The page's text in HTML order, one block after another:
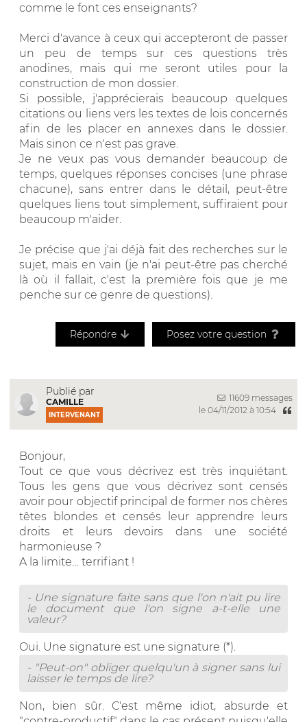
comme le font ces enseignants?
Merci d'avance à ceux qui accepteront de passer
un peu de temps sur ces questions très
anodines, mais qui me seront utiles pour la
construction de mon dossier.
Si possible, j'apprécierais beaucoup quelques
citations ou liens vers les textes de lois concernés
afin de les placer en annexes dans le dossier.
Mais sinon ce n'est pas grave.
Je ne veux pas vous demander beaucoup de
temps, quelques réponses concises (une phrase
chacune), sans entrer dans le détail, peut-être
quelques liens tout simplement, suffiraient pour
beaucoup m'aider.
Je précise que j'ai déjà fait des recherches sur le
sujet, mais en vain (je n'ai peut-être pas cherché
là où il fallait, c'est la première fois que je me
penche sur ce genre de questions).
Répondre Posez votre question
Publié par
CAMILLE
INTERVENANT
11609 messages
le 04/11/2012 à 10:54
Bonjour,
Tout ce que vous décrivez est très inquiétant.
Tous les gens que vous décrivez sont censés
avoir pour objectif principal de former nos chères
têtes blondes et censés leur apprendre leurs
droits et leurs devoirs dans une société
harmonieuse ?
A la limite… terrifiant !
- Une signature faite sans que l'on n'ait pu lire
le document que l'on signe a-t-elle une
valeur?
Oui. Une signature est une signature (*).
- "Peut-on" obliger quelqu'un à signer sans lui
laisser le temps de lire?
Non, bien sûr. C'est même idiot, absurde et